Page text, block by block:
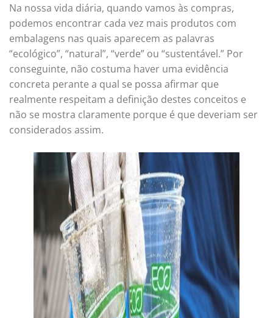
Na nossa vida diária, quando vamos às compras,
podemos encontrar cada vez mais produtos com
embalagens nas quais aparecem as palavras
“ecológico”, “natural”, “verde” ou “sustentável.” Por
conseguinte, não costuma haver uma evidência
concreta perante a qual se possa afirmar que
realmente respeitam a definição destes conceitos e
não se mostra claramente porque é que deveriam ser
considerados assim.